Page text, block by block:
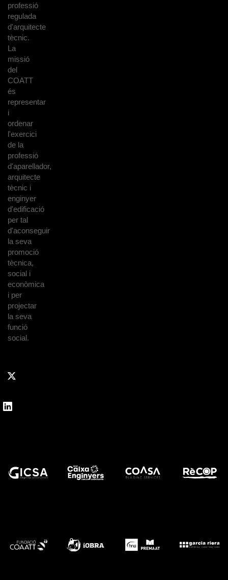
professió
regulada
d'arquitecte
tècnic.
La
missió
del
COATT
és
representar
i
ordenar
l'exercici
de la
professió
d'aparellador,
arquitecte
tècnic i
enginyer
d'edificació
per tal
d'aconseguir
la seva
promoció
tècnica,
social i
econòmica
i per
projectar
la seva
funció
social.